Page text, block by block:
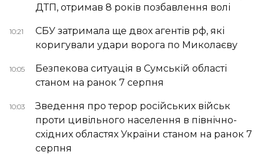
ДТП, отримав 8 років позбавлення волі
10:21
СБУ затримала ще двох агентів рф, які
коригували удари ворога по Миколаєву
10:05
Безпекова ситуація в Сумській області
станом на ранок 7 серпня
10:03
Зведення про терор російських військ
проти цивільного населення в північно-
східних областях України станом на ранок 7
серпня